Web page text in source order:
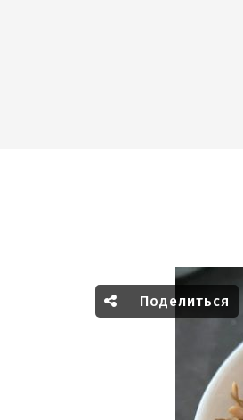
Поделиться